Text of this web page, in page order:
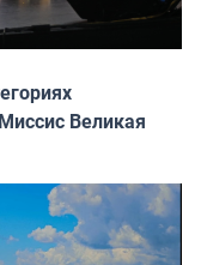
Великая